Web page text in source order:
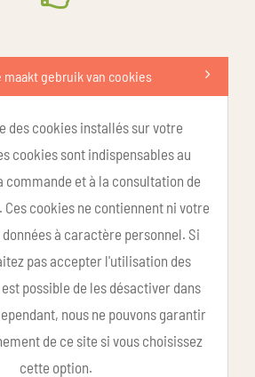
maakt gebruik van cookies
des cookies installés sur votre
cookies sont indispensables au
et à la consultation de
cookies ne contiennent ni votre
à caractère personnel. Si
pas accepter l'utilisation des
possible de les désactiver dans
nous ne pouvons garantir
de ce site si vous choisissez
cette option.